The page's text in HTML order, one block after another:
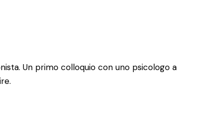
Un primo colloquio con uno psicologo a